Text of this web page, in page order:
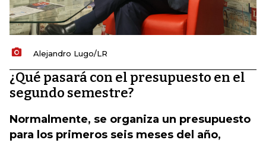
Alejandro Lugo/LR
¿Qué pasará con el presupuesto en el
segundo semestre?
Normalmente, se organiza un presupuesto
para los primeros seis meses del año,